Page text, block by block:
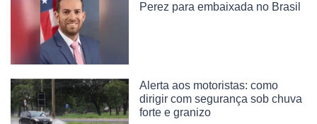
Perez para embaixada no Brasil
Alerta aos motoristas: como
dirigir com segurança sob chuva
forte e granizo